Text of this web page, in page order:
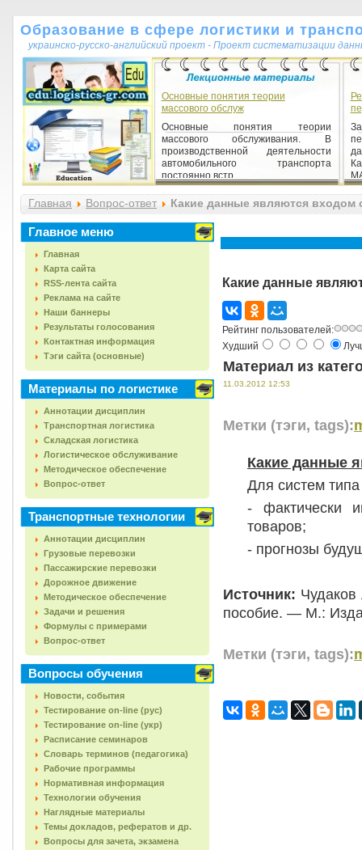
Образование в сфере логистики и
украинско-русско-английский проект - Проект систематизации
Основные понятия теории
массового обслуж
Основные понятия теории
массового обслуживания. В
производственной деятельности
автомобильного транспорта
постоянно встр...
Главная Вопрос-ответ Какие данные являются входом
Главное меню
Главная
Карта сайта
RSS-лента сайта
Реклама на сайте
Наши баннеры
Результаты голосования
Контактная информация
Тэги сайта (основные)
Материалы по логистике
Аннотации дисциплин
Транспортная логистика
Складская логистика
Логистическое обслуживание
Методическое обеспечение
Вопрос-ответ
Транспортные технологии
Аннотации дисциплин
Грузовые перевозки
Пассажирские перевозки
Дорожное движение
Методическое обеспечение
Задачи и решения
Формулы с примерами
Вопрос-ответ
Вопросы обучения
Новости, события
Тестирование on-line (рус)
Тестирование on-line (укр)
Расписание семинаров
Словарь терминов (педагогика)
Рабочие программы
Нормативная информация
Технологии обучения
Наглядные материалы
Темы докладов, рефератов и др.
Вопросы для зачета, экзамена
Какие данные
Рейтинг пользователей:
Худший
Материал из
11.03.2012 12:53
Метки (тэги, tags):
Какие данные
Для систем
- фактически
товаров;
- прогнозы
Источник: Чудаков
пособие. — М.:
Метки (тэги, tags):